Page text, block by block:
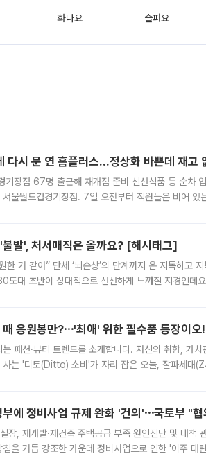
화나요 슬퍼요
다시 문 연 홈플러스…정상화 바쁜데 재고
기장점 67명 출근해 재개점 준비 신선식품 등 순차
서울월드컵경기장점. 7일 오전부터 직원들은 비어
불발', 처서매직은 올까요? [해시태그]
한 거 같아” 단체 ‘뇌손상’의 단계까지 온 지독하고
도대 초반이 상대적으로 선선하게 느껴질 지경인데
때 응원봉만?⋯'최애' 위한 필수품 등장이
는 패션·뷰티 트렌드를 소개합니다. 자신의 취향, 가
사는 '디토(Ditto) 소비'가 자리 잡은 오늘, 잘파세대
부에 정비사업 규제 완화 '건의'⋯국토부 "
장, 재개발·재건축 주택공급 부족 원인진단 및 대책
을 거듭 강조한 가운데 정비사업으로 인한 '이주 대